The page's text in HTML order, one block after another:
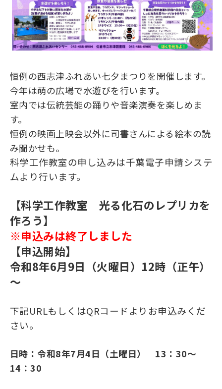
恒例の西志津ふれあい七夕まつりを開催します。
今年は萌の広場で水遊びを行います。
室内では伝統芸能の踊りや音楽演奏を楽しめま
す。
恒例の映画上映会以外に司書さんによる絵本の読
み聞かせも。
科学工作教室の申し込みは千葉電子申請システ
ムより行います。
【科学工作教室 光る化石のレプリカを
作ろう】
※申込みは終了しました
【申込開始】
令和8年6月9日（火曜日）12時（正午）
～
下記URLもしくはQRコードよりお申込みくだ
さい。
日時：令和8年7月4日（土曜日） 13：30～
14：30